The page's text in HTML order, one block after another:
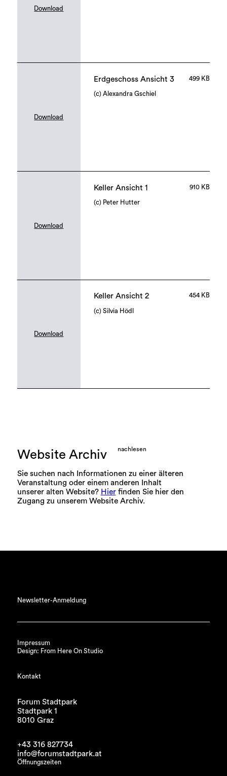
Download
Download
Erdgeschoss Ansicht 3 499 KB
(c) Alexandra Gschiel
Download
Keller Ansicht 1 910 KB
(c) Peter Hutter
Download
Keller Ansicht 2 454 KB
(c) Silvia Hödl
Website Archiv nachlesen
Sie suchen nach Informationen zu einer älteren
Veranstaltung oder einem anderen Inhalt
unserer alten Website? Hierfinden Sie hier den
Zugang zu unserem Website Archiv.
Newsletter-Anmeldung
Impressum
Design: From Here On Studio
Kontakt
Forum Stadtpark
Stadtpark 1
8010 Graz
+43 316 827734
info@forumstadtpark.at
Öffnungszeiten